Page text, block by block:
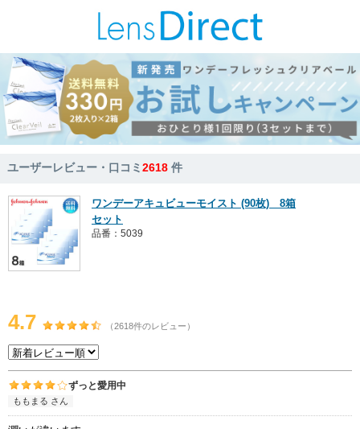
ユーザーレビュー・口コミ2618 件
ワンデーアキュビューモイスト (90枚) 8箱
セット
品番：5039
4.7 （2618件のレビュー）
ずっと愛用中
ももまる さん